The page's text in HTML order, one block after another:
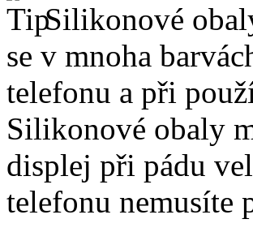
Silikonové
se v mnoha
telefonu a při
Silikonové obaly
displej při pádu
telefonu nemusíte